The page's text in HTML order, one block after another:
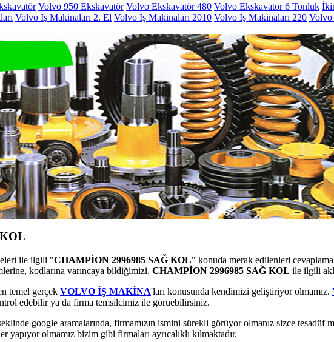
Volvo 950 Ekskavatör Volvo Ekskavatör 480 Volvo Ekskavatör 6 Tonluk
Volvo İş Makinaları 2. El Volvo İş Makinaları 2010 Volvo İş Makinaları 220 Volvo
ile ilgili "CHAMPİON 2996985 SAĞ KOL" konuda merak edilenleri
kodlarına varıncaya bildiğimizi, CHAMPİON 2996985 SAĞ KOL ile ilgili
temel gerçek VOLVO İŞ MAKİNA'ları konusunda kendimizi geliştiriyor olmamız.
edebilir ya da firma temsilcimiz ile görüebilirsiniz.
google aramalarında, firmamızın ismini sürekli görüyor olmanız sizce tesadüf
yapıyor olmamız bizim gibi firmaları ayrıcalıklı kılmaktadır.